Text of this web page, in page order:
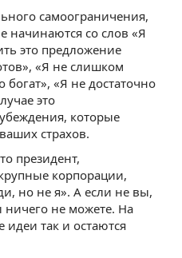
самоограничения,
начинаются со слов «Я
это предложение
«Я не слишком
богат», «Я не достаточно
это
которые
страхов.
президент,
корпорации,
но не я». А если не вы,
ничего не можете. На
так и остаются